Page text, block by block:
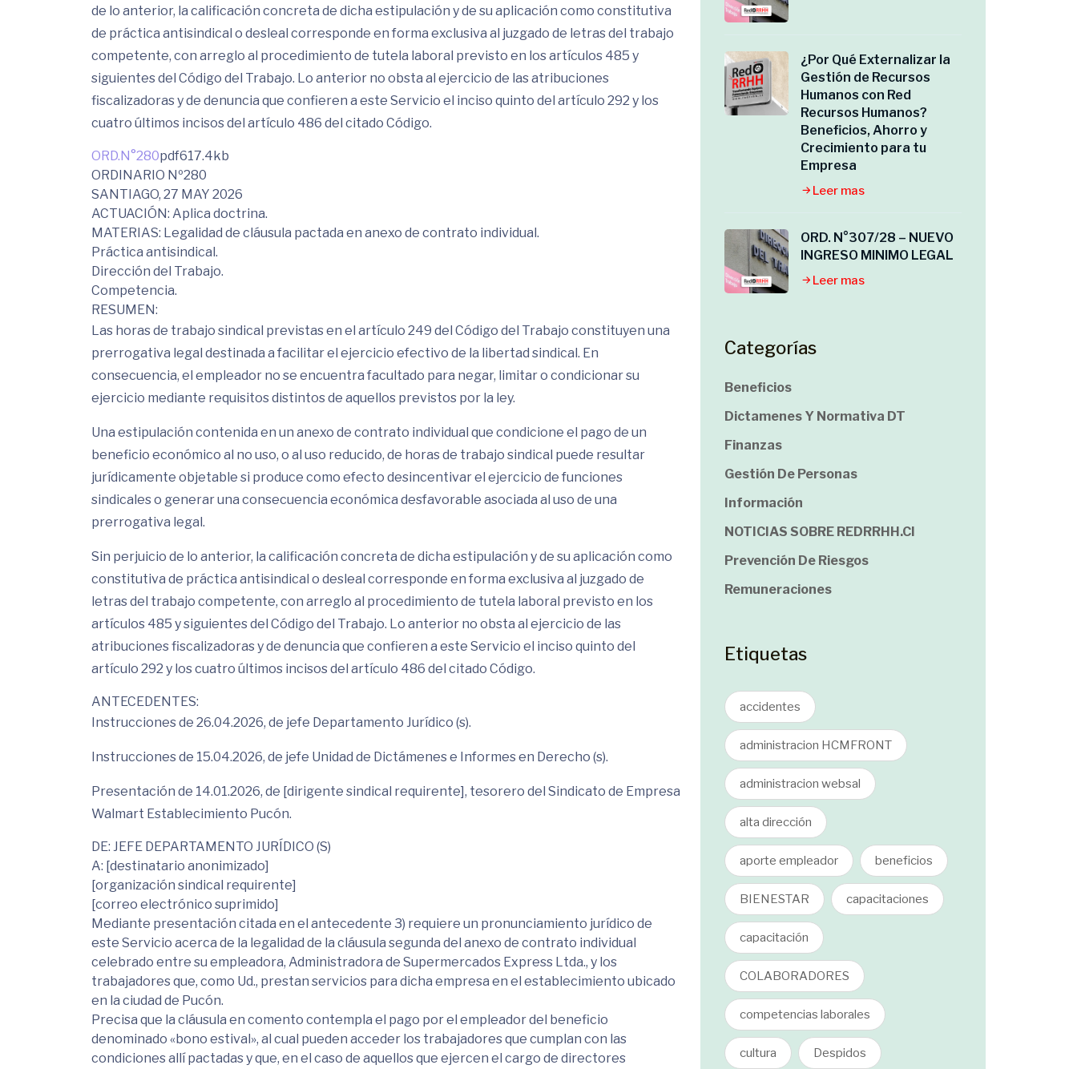
de lo anterior, la calificación concreta de dicha estipulación y de su aplicación como constitutiva
de práctica antisindical o desleal corresponde en forma exclusiva al juzgado de letras del trabajo
competente, con arreglo al procedimiento de tutela laboral previsto en los artículos 485 y
siguientes del Código del Trabajo. Lo anterior no obsta al ejercicio de las atribuciones
fiscalizadoras y de denuncia que confieren a este Servicio el inciso quinto del artículo 292 y los
cuatro últimos incisos del artículo 486 del citado Código.
ORD.N°280pdf617.4kb
ORDINARIO Nº280
SANTIAGO, 27 MAY 2026
ACTUACIÓN: Aplica doctrina.
MATERIAS: Legalidad de cláusula pactada en anexo de contrato individual.
Práctica antisindical.
Dirección del Trabajo.
Competencia.
RESUMEN:
Las horas de trabajo sindical previstas en el artículo 249 del Código del Trabajo constituyen una
prerrogativa legal destinada a facilitar el ejercicio efectivo de la libertad sindical. En
consecuencia, el empleador no se encuentra facultado para negar, limitar o condicionar su
ejercicio mediante requisitos distintos de aquellos previstos por la ley.
Una estipulación contenida en un anexo de contrato individual que condicione el pago de un
beneficio económico al no uso, o al uso reducido, de horas de trabajo sindical puede resultar
jurídicamente objetable si produce como efecto desincentivar el ejercicio de funciones
sindicales o generar una consecuencia económica desfavorable asociada al uso de una
prerrogativa legal.
Sin perjuicio de lo anterior, la calificación concreta de dicha estipulación y de su aplicación como
constitutiva de práctica antisindical o desleal corresponde en forma exclusiva al juzgado de
letras del trabajo competente, con arreglo al procedimiento de tutela laboral previsto en los
artículos 485 y siguientes del Código del Trabajo. Lo anterior no obsta al ejercicio de las
atribuciones fiscalizadoras y de denuncia que confieren a este Servicio el inciso quinto del
artículo 292 y los cuatro últimos incisos del artículo 486 del citado Código.
ANTECEDENTES:
Instrucciones de 26.04.2026, de jefe Departamento Jurídico (s).
Instrucciones de 15.04.2026, de jefe Unidad de Dictámenes e Informes en Derecho (s).
Presentación de 14.01.2026, de [dirigente sindical requirente], tesorero del Sindicato de Empresa
Walmart Establecimiento Pucón.
DE: JEFE DEPARTAMENTO JURÍDICO (S)
A: [destinatario anonimizado]
[organización sindical requirente]
[correo electrónico suprimido]
Mediante presentación citada en el antecedente 3) requiere un pronunciamiento jurídico de
este Servicio acerca de la legalidad de la cláusula segunda del anexo de contrato individual
celebrado entre su empleadora, Administradora de Supermercados Express Ltda., y los
trabajadores que, como Ud., prestan servicios para dicha empresa en el establecimiento ubicado
en la ciudad de Pucón.
Precisa que la cláusula en comento contempla el pago por el empleador del beneficio
denominado «bono estival», al cual pueden acceder los trabajadores que cumplan con las
condiciones allí pactadas y que, en el caso de aquellos que ejercen el cargo de directores
¿Por Qué Externalizar la
Gestión de Recursos
Humanos con Red
Recursos Humanos?
Beneficios, Ahorro y
Crecimiento para tu
Empresa
Leer mas
ORD. N°307/28 – NUEVO
INGRESO MINIMO LEGAL
Leer mas
Categorías
Beneficios
Dictamenes Y Normativa DT
Finanzas
Gestión De Personas
Información
NOTICIAS SOBRE REDRRHH.cl
Prevención De Riesgos
Remuneraciones
Etiquetas
accidentes
administracion HCMFRONT
administracion websal
alta dirección
aporte empleador beneficios
BIENESTAR capacitaciones
capacitación
COLABORADORES
competencias laborales
cultura Despidos